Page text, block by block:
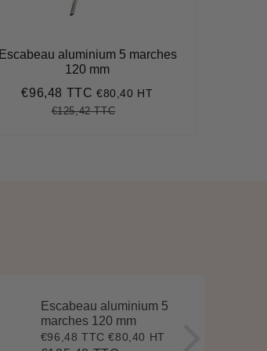
Escabeau aluminium 5 marches
120 mm
Prix
réduit
€96,48 TTC€96,48
€80,40 HT
Prix
€125,42 TTC€125,42
Escabeau aluminium 5
marches 120 mm
Prix
€96,48 TTC€96,48
€80,40 HT